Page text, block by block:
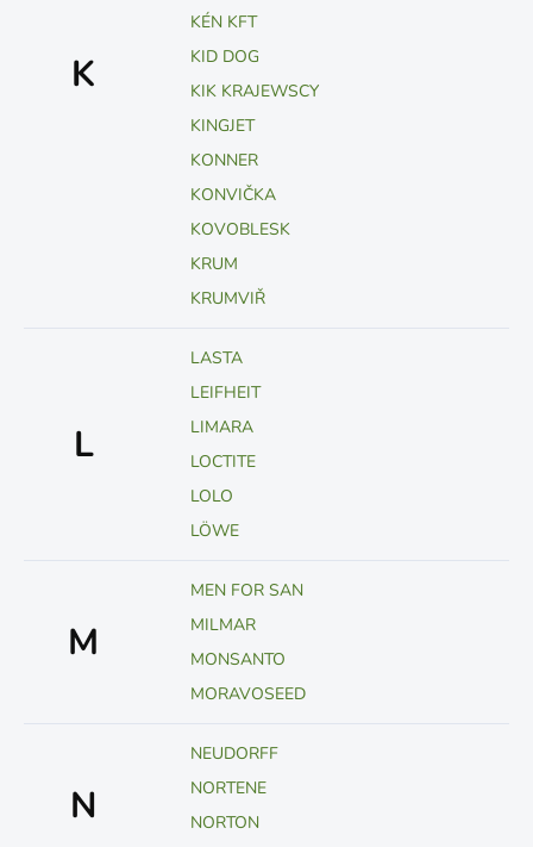
K
KÉN KFT
KID DOG
KIK KRAJEWSCY
KINGJET
KONNER
KONVIČKA
KOVOBLESK
KRUM
KRUMVIŘ
L
LASTA
LEIFHEIT
LIMARA
LOCTITE
LOLO
LÖWE
M
MEN FOR SAN
MILMAR
MONSANTO
MORAVOSEED
N
NEUDORFF
NORTENE
NORTON